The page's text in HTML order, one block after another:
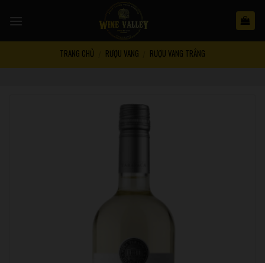
TRANG CHỦ RƯỢU VANG RƯỢU VANG TRẮNG